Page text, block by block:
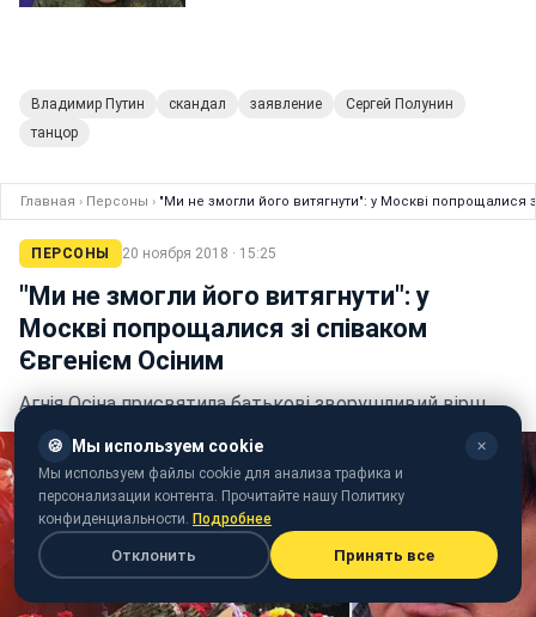
Владимир Путин скандал заявление
Сергей Полунин
танцор
Главная › Персоны › "Ми не змогли його витягнути": у Москві попрощалися
ПЕРСОНЫ 20 ноября 2018 · 15:25
"Ми не змогли його витягнути": у
Москві попрощалися зі співаком
Євгенієм Осіним
Агнія Осіна присвятила батькові зворушливий вірш
🍪 Мы используем cookie ✕
Мы используем файлы cookie для анализа трафика и
персонализации контента. Прочитайте нашу Политику
конфиденциальности. Подробнее
Отклонить Принять все